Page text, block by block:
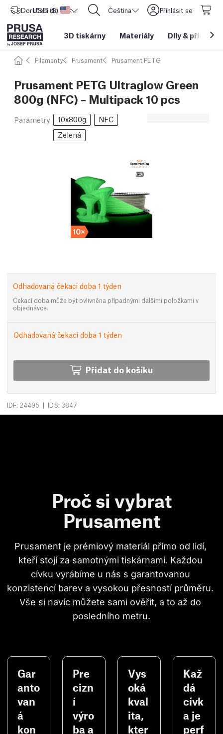
Doručení do Spojené státy americké
USD ($) CORE One L: Nyní skladem! Čeština Přihlásit se
3D tiskárny Materiály Díly &
Filamenty Prusament Prusament PETG
Prusament PETG Ultraglow Green
800g (NFC) – Multipack 10 pcs
Parametry 10x800g
NFC
Zelená
Odhadovaná čekací doba 1 týden
Čekací doba může být ovlivněna případnými dalšími položkami v
objednávce.
Odhadovaná čekací doba 1 týden
Přidat do košíku
IDF: 24495 | IDS: 3847
Proč si vybrat
Prusament
Prusament je prémiový materiál přímo od lidí,
kteří stojí za samotnými tiskárnami. Každou
cívku vyrábíme u nás s garantovanou
konzistencí barev a vysokou přesností průměru.
Vše si navíc můžete sami ověřit, a to až do
posledního metru.
Gar
anto
van
á
kon
Pre
cizn
í
výro
ba a
Vys
oká
kval
ita,
kter
Kaž
dá
cívk
a je
perf